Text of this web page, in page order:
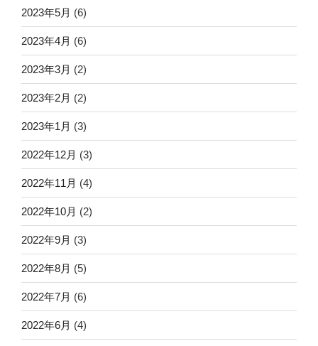
2023年5月 (6)
2023年4月 (6)
2023年3月 (2)
2023年2月 (2)
2023年1月 (3)
2022年12月 (3)
2022年11月 (4)
2022年10月 (2)
2022年9月 (3)
2022年8月 (5)
2022年7月 (6)
2022年6月 (4)